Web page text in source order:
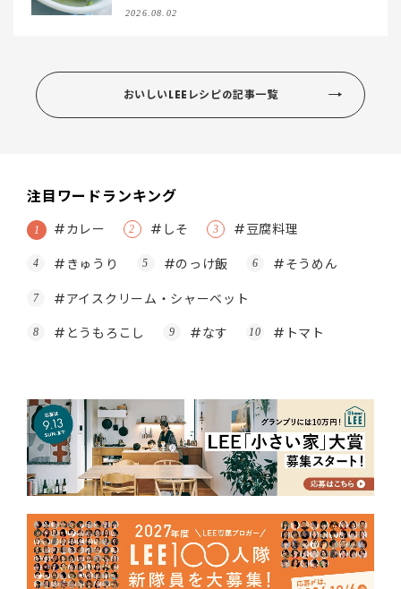
2026.08.02
おいしいLEEレシピの記事一覧
注目ワードランキング
#カレー #しそ
#豆腐料理
#きゅうり
#のっけ飯
#そうめん
#アイスクリーム・シャーベット
#とうもろこし
#なす #トマト